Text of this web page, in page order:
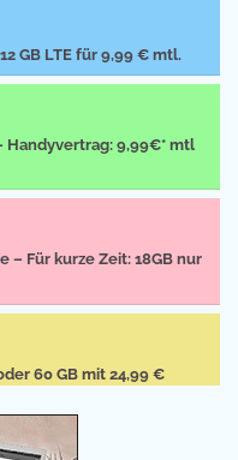
GB LTE für 9,99 € mtl.
Handyvertrag: 9,99€* mtl
– Für kurze Zeit: 18GB nur
60 GB mit 24,99 €